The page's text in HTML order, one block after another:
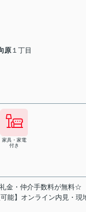
原 １丁目
家具・家電
付き
金・仲介手数料が無料☆
可能】オンライン内見・